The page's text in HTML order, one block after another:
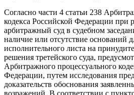
Согласно части 4 статьи 238
кодекса Российской Федерации при
арбитражный суд в судебном
наличие или отсутствие оснований
исполнительного листа на
решения третейского суда,
Арбитражного процессуального
Федерации, путем исследования
доказательств обоснования
возражений. В соответствии с